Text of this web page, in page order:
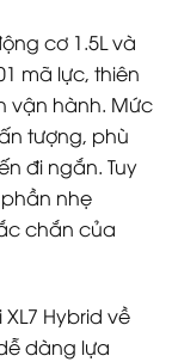
cơ 1.5L và
mã lực, thiên
vận hành. Mức
tượng, phù
đi ngắn. Tuy
phần nhẹ
chắn của
XL7 Hybrid về
dàng lựa